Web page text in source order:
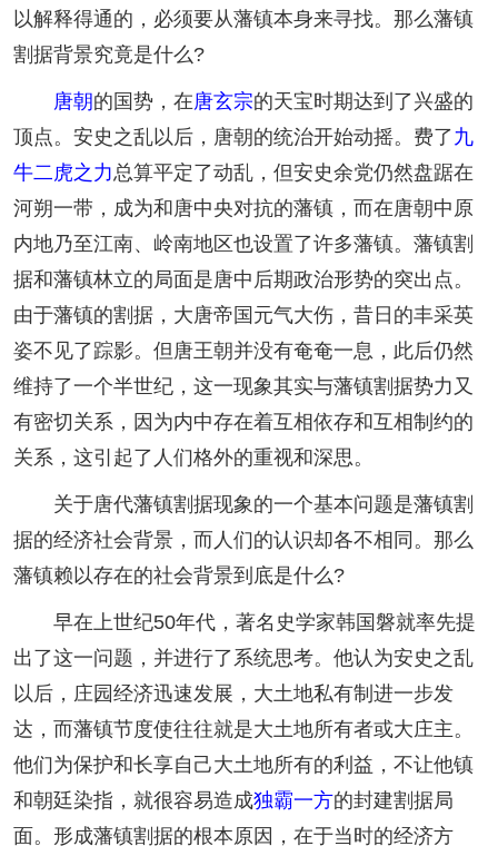
以解释得通的，必须要从藩镇本身来寻找。那么藩镇
割据背景究竟是什么?
唐朝的国势，在唐玄宗的天宝时期达到了兴盛的
顶点。安史之乱以后，唐朝的统治开始动摇。费了九
牛二虎之力总算平定了动乱，但安史余党仍然盘踞在
河朔一带，成为和唐中央对抗的藩镇，而在唐朝中原
内地乃至江南、岭南地区也设置了许多藩镇。藩镇割
据和藩镇林立的局面是唐中后期政治形势的突出点。
由于藩镇的割据，大唐帝国元气大伤，昔日的丰采英
姿不见了踪影。但唐王朝并没有奄奄一息，此后仍然
维持了一个半世纪，这一现象其实与藩镇割据势力又
有密切关系，因为内中存在着互相依存和互相制约的
关系，这引起了人们格外的重视和深思。
关于唐代藩镇割据现象的一个基本问题是藩镇割
据的经济社会背景，而人们的认识却各不相同。那么
藩镇赖以存在的社会背景到底是什么?
早在上世纪50年代，著名史学家韩国磐就率先提
出了这一问题，并进行了系统思考。他认为安史之乱
以后，庄园经济迅速发展，大土地私有制进一步发
达，而藩镇节度使往往就是大土地所有者或大庄主。
他们为保护和长享自己大土地所有的利益，不让他镇
和朝廷染指，就很容易造成独霸一方的封建割据局
面。形成藩镇割据的根本原因，在于当时的经济方